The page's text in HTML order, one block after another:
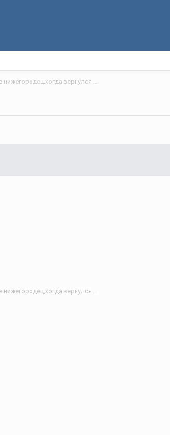
Неожиданного пассажира нашел в своем багаже нижегородец,когда вернулся из Вьетнама.
Неожиданного пассажира нашел в своем багаже нижегородец,когда вернулся из Вьетнама.